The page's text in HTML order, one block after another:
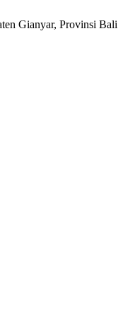
Gianyar, Provinsi Bali